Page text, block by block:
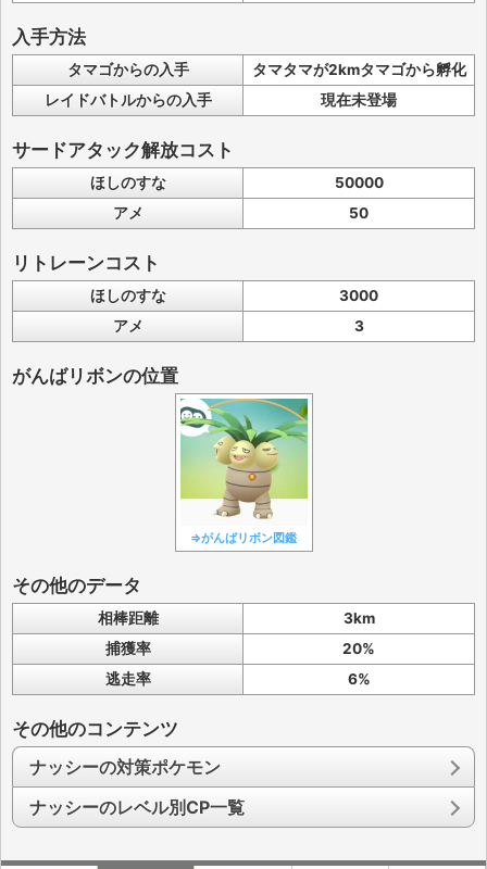
入手方法
タマゴからの入手
タマタマが2kmタマゴから孵化
レイドバトルからの入手
現在未登場
サードアタック解放コスト
ほしのすな
50000
アメ
50
リトレーンコスト
ほしのすな
3000
アメ
3
がんばリボンの位置
⇒がんばリボン図鑑
その他のデータ
相棒距離
3km
捕獲率
20%
逃走率
6%
その他のコンテンツ
ナッシーの対策ポケモン
ナッシーのレベル別CP一覧